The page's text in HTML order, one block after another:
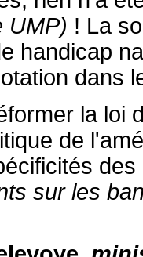
UMP) ! La
handicap
dans
la loi
de
sur les